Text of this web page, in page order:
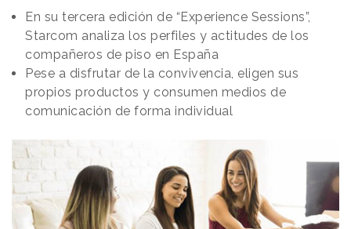
En su tercera edición de “Experience Sessions”,
Starcom analiza los perfiles y actitudes de los
compañeros de piso en España
Pese a disfrutar de la convivencia, eligen sus
propios productos y consumen medios de
comunicación de forma individual